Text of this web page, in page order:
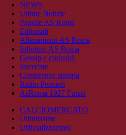
NEWS
Ultime Notizie
Pagelle AS Roma
Editoriali
Allenamenti AS Roma
Infortuni AS Roma
Gossip e curiosità
Interviste
Conferenze stampa
Radio Pensieri
AsRoma 1927 Futsal
CALCIOMERCATO
Ultimissime
Ufficializzazioni